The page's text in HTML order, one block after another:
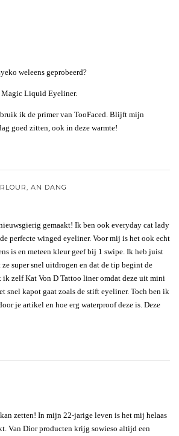
weleens geprobeerd?
Liquid Eyeliner.
ik de primer van TooFaced. Blijft mijn
goed zitten, ook in deze warmte!
AN DANG
gemaakt! Ik ben ook everyday cat lady
perfecte winged eyeliner. Voor mij is het ook echt
is en meteen kleur geef bij 1 swipe. Ik heb juist
super snel uitdrogen en dat de tip begint de
ik zelf Kat Von D Tattoo liner omdat deze uit mini
snel kapot gaat zoals de stift eyeliner. Toch ben ik
je artikel en hoe erg waterproof deze is. Deze
zetten! In mijn 22-jarige leven is het mij helaas
Van Dior producten krijg sowieso altijd een